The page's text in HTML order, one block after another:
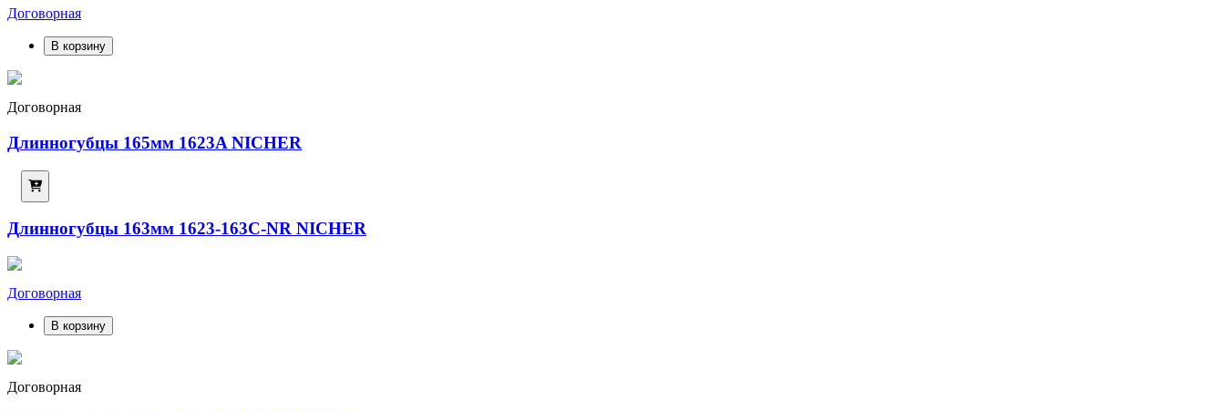
Договорная
В корзину
Договорная
Длинногубцы 165мм 1623A NICHER
Длинногубцы 163мм 1623-163C-NR NICHER
Договорная
В корзину
Договорная